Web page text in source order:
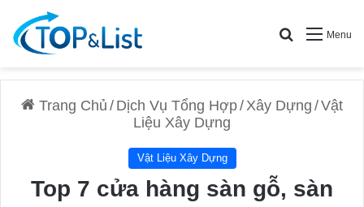
Menu
Search for
Trang Chủ / Dịch Vụ Tổng Hợp/Xây Dựng /Vật
Liệu Xây Dựng
Vật Liệu Xây Dựng
Top 7 cửa hàng sàn gỗ, sàn